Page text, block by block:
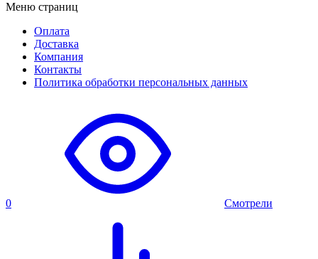
Меню страниц
Оплата
Доставка
Компания
Контакты
Политика обработки персональных данных
0 Смотрели